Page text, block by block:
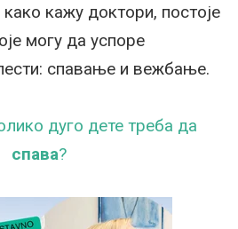
кажу доктори, постоје
могу да успоре
спавање и вежбање.
дуго дете треба да
спава?